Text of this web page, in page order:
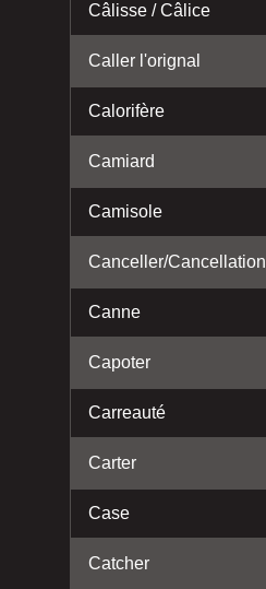
Câlisse / Câlice
Caller l'orignal
Calorifère
Camiard
Camisole
Canceller/Cancellation
Canne
Capoter
Carreauté
Carter
Case
Catcher